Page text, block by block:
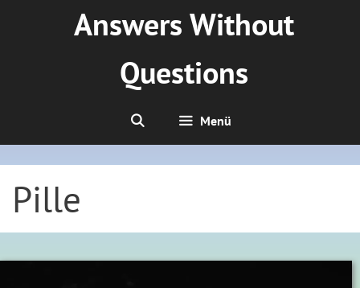
Answers Without
Questions
Menü
Pille